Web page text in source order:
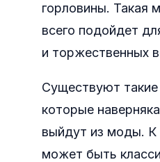
горловины. Такая
всего подойдет
и торжественных
Существуют
которые
выйдут из моды. К
может быть